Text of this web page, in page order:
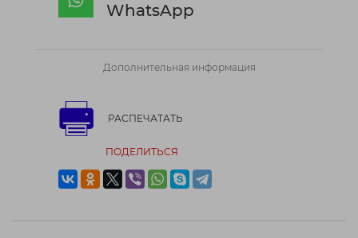
WhatsApp
Дополнительная информация
РАСПЕЧАТАТЬ
ПОДЕЛИТЬСЯ